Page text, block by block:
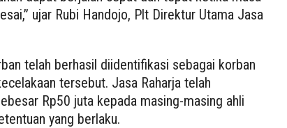
ujar Rubi Handojo, Plt Direktur Utama Jasa
telah berhasil diidentifikasi sebagai korban
tersebut. Jasa Raharja telah
Rp50 juta kepada masing-masing ahli
yang berlaku.